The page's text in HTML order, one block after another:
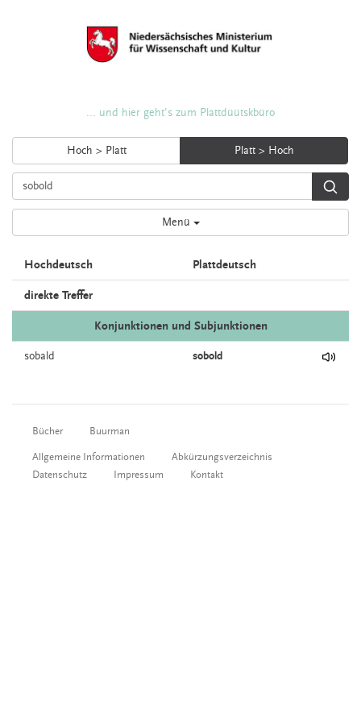
... und hier geht's zum Plattdüütskbüro
Hoch > Platt Platt > Hoch
Menü
Hochdeutsch Plattdeutsch
direkte Treffer
Konjunktionen und Subjunktionen
sobald sobold
Bücher Buurman
Allgemeine Informationen
Abkürzungsverzeichnis
Datenschutz
Impressum Kontakt